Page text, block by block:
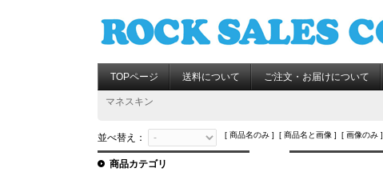
TOPページ 送料について ご注文・お届けについて
マネスキン
並べ替え： [ 商品名のみ ] [ 商品名と画像 ] [ 画像のみ ]
商品カテゴリ